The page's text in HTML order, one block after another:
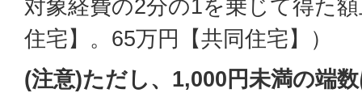
対象経費の2分の1を乗じて得た
住宅】。65万円【共同住宅】）
(注意)ただし、1,000円未満の端